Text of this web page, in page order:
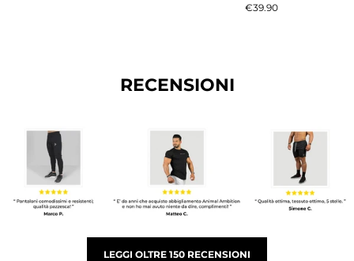
€39.90
RECENSIONI
LEGGI OLTRE 150 RECENSIONI